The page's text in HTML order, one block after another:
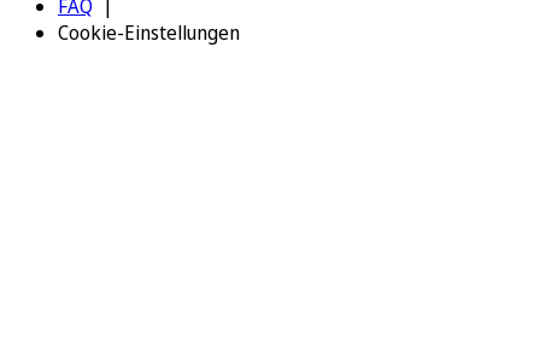
FAQ
Cookie-Einstellungen